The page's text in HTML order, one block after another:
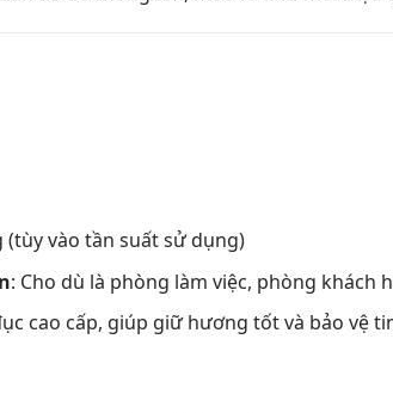
(tùy vào tần suất sử dụng)
: Cho dù là phòng làm việc, phòng khách
cao cấp, giúp giữ hương tốt và bảo vệ